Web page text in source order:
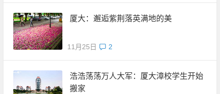
厦大：邂逅紫荆落英满地的美
11月25日 2
浩浩荡荡万人大军：厦大漳校学生开始
搬家